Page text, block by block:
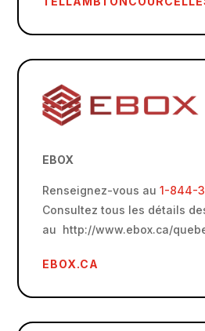
EBOX
Renseignez-vous au1-844-
Consultez tous les détails
au http://www.ebox.ca/
EBOX.CA